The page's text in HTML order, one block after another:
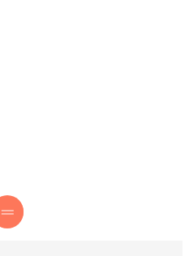
- Personalização perfeita
nas costas.
a Tanga Amarração
um conjunto artístico